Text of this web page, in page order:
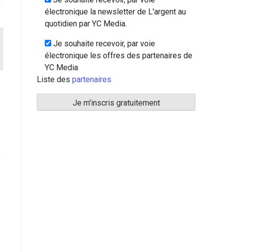
électronique la newsletter de L'argent au
quotidien par YC Media.
Je souhaite recevoir, par voie
électronique les offres des partenaires de
YC Media
Liste des partenaires